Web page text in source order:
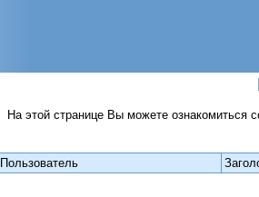
На этой странице Вы можете ознакомиться
Пользователь